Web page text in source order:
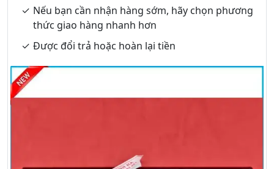
Nếu bạn cần nhận hàng sớm, hãy chọn phương
thức giao hàng nhanh hơn
Được đổi trả hoặc hoàn lại tiền